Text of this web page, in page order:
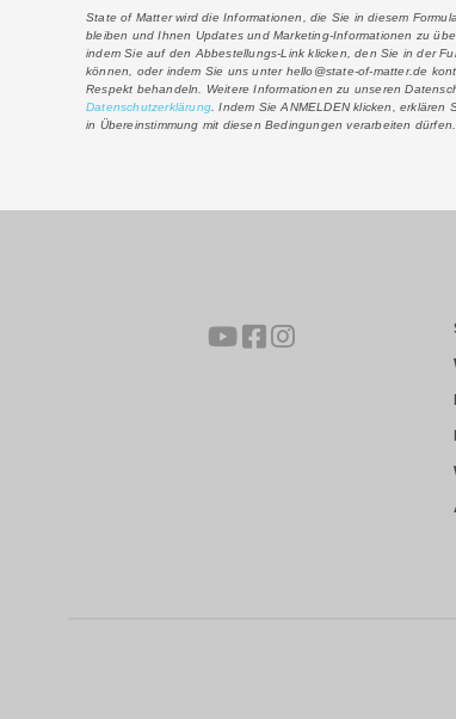
State of Matter wird die Informationen, die Sie in diesem
bleiben und Ihnen Updates und Marketing-Informationen zu
indem Sie auf den Abbestellungs-Link klicken, den Sie in der
können, oder indem Sie uns unter hello@state-of-matter.de
Respekt behandeln. Weitere Informationen zu unseren
Datenschutzerklärung . Indem Sie ANMELDEN klicken,
in Übereinstimmung mit diesen Bedingungen verarbeiten dürfen.